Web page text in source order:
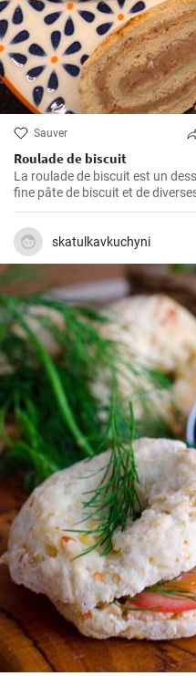
Sauver
Roulade de biscuit
La roulade de biscuit est un
fine pâte de biscuit et de
skatulkavkuchyni